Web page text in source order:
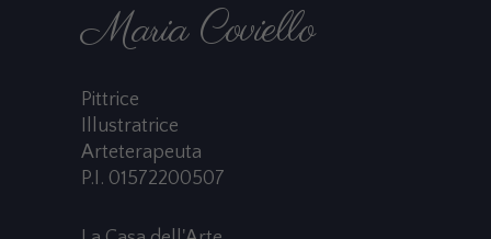
Maria Coviello
Pittrice
Illustratrice
Arteterapeuta
P.I. 01572200507